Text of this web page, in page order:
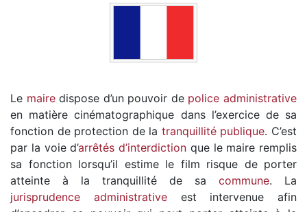
Le mairedispose d’un pouvoir de police administrative
en matière cinématographique dans l’exercice de sa
fonction de protection de la tranquillité publique. C’est
par la voie d’arrêtés d’interdiction que le maire remplis
sa fonction lorsqu’il estime le film risque de porter
atteinte à la tranquillité de sa commune. La
jurisprudence administrativeest intervenue afin